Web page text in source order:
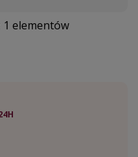
1 elementów